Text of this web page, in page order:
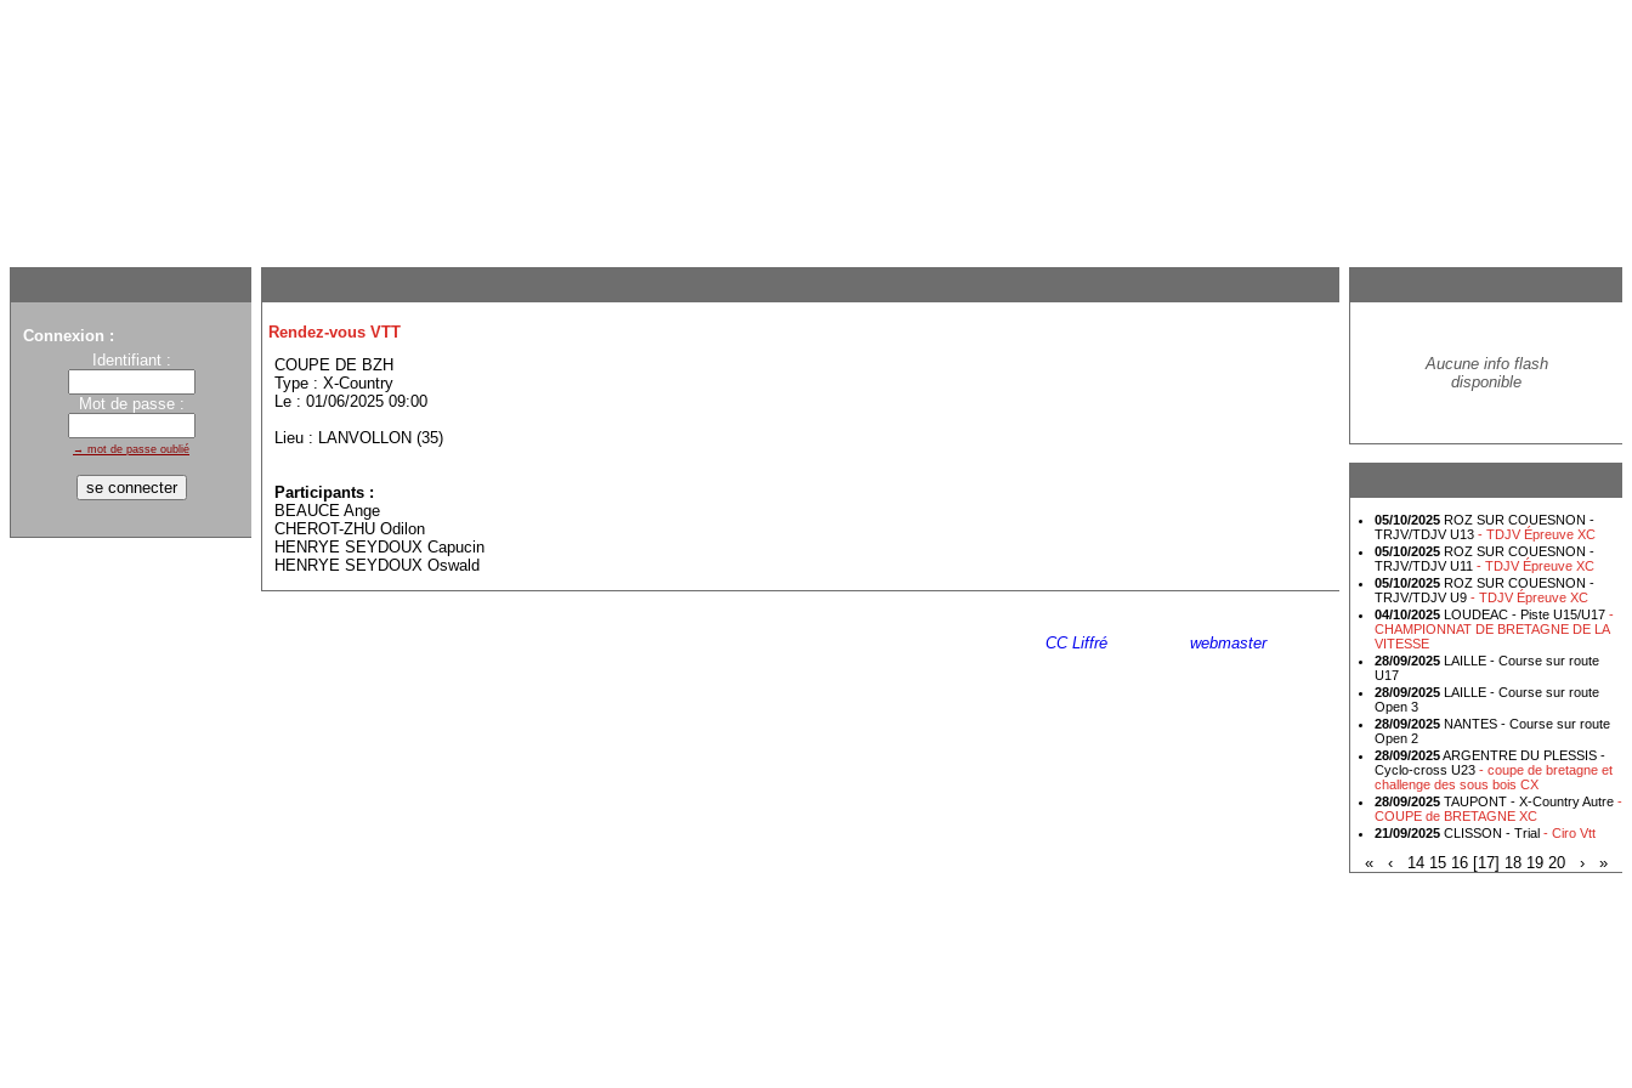
Aucune info flash
disponible
05/10/2025 ROZ SUR COUESNON -
TRJV/TDJV U13 - TDJV Épreuve XC
05/10/2025 ROZ SUR COUESNON -
TRJV/TDJV U11 - TDJV Épreuve XC
05/10/2025 ROZ SUR COUESNON -
TRJV/TDJV U9 - TDJV Épreuve XC
04/10/2025 LOUDEAC - Piste U15/U17 -
CHAMPIONNAT DE BRETAGNE DE LA
VITESSE
28/09/2025 LAILLE - Course sur route
U17
28/09/2025 LAILLE - Course sur route
Open 3
28/09/2025 NANTES - Course sur route
Open 2
28/09/2025ARGENTRE DU PLESSIS -
Cyclo-cross U23 - coupe de bretagne et
challenge des sous bois CX
28/09/2025 TAUPONT - X-Country Autre -
COUPE de BRETAGNE XC
21/09/2025 CLISSON - Trial - Ciro Vtt
« ‹ 14 15 16 [17] 18 19 20 › »
Connexion :
Identifiant :
Mot de passe :
→ mot de passe oublié
Rendez-vous VTT
COUPE DE BZH
Type : X-Country
Le : 01/06/2025 09:00
Lieu : LANVOLLON (35)
Participants :
BEAUCE Ange
CHEROT-ZHU Odilon
HENRYE SEYDOUX Capucin
HENRYE SEYDOUX Oswald
CC Liffré webmaster